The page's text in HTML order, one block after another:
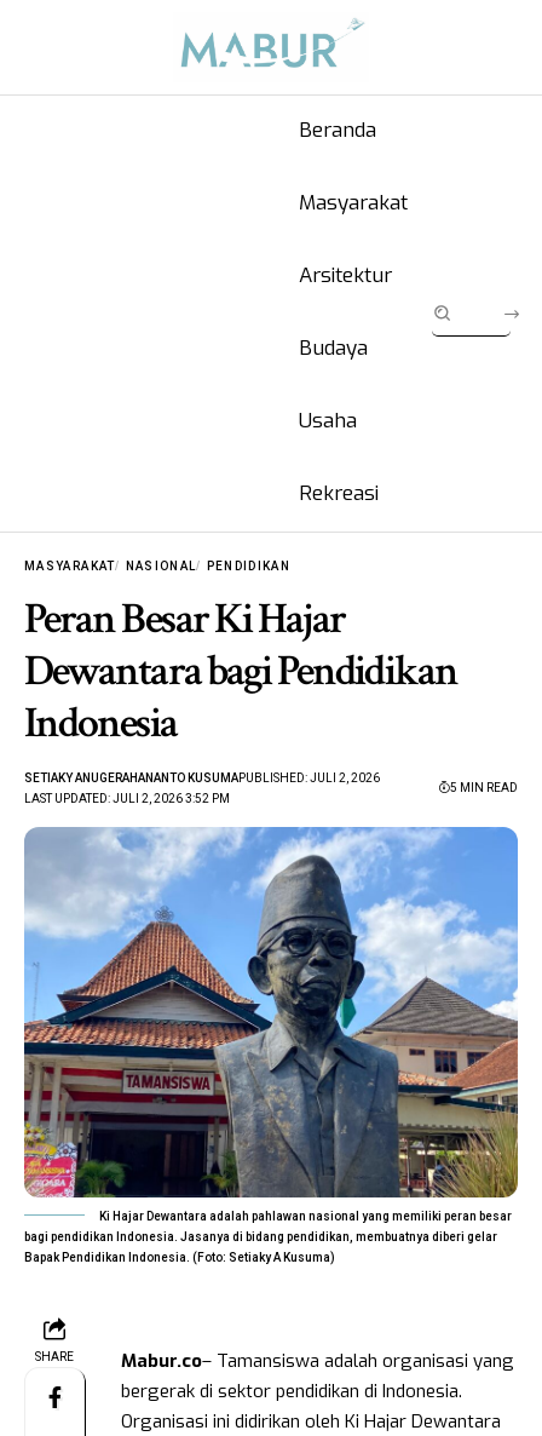
Beranda
Masyarakat
Arsitektur
Budaya
Usaha
Rekreasi
MASYARAKAT NASIONAL PENDIDIKAN
Peran Besar Ki Hajar
Dewantara bagi Pendidikan
Indonesia
LAST UPDATED: JULI 2, 2026 3:52 PM
SETIAKY ANUGERAHANANTO KUSUMAPUBLISHED: JULI 2, 2026
5 MIN READ
Ki Hajar Dewantara adalah pahlawan nasional yang memiliki peran besar
bagi pendidikan Indonesia. Jasanya di bidang pendidikan, membuatnya diberi gelar
Bapak Pendidikan Indonesia. (Foto: Setiaky A Kusuma)
SHARE Mabur.co– Tamansiswa adalah organisasi yang
bergerak di sektor pendidikan di Indonesia.
Organisasi ini didirikan oleh Ki Hajar Dewantara